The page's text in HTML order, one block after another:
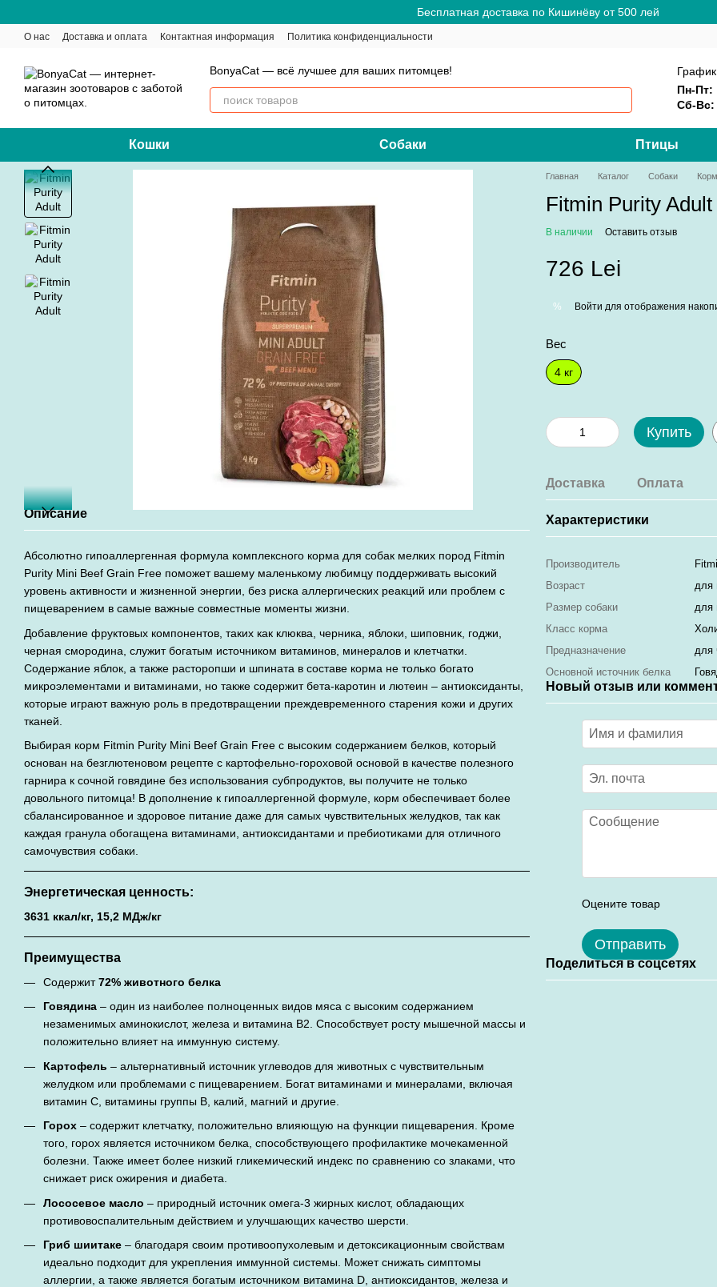
Бесплатная доставка по Кишинёву от 500 лей
О нас Доставка и оплата Контактная информация Политика конфиденциальности
BonyaCat — всё лучшее для ваших питомцев!
Пн-Пт:
Сб-Вс:
Кошки Собаки Птицы
Описание
Абсолютно гипоаллергенная формула комплексного корма для собак мелких пород Fitmin
Purity Mini Beef Grain Free поможет вашему маленькому любимцу поддерживать высокий
уровень активности и жизненной энергии, без риска аллергических реакций или проблем с
пищеварением в самые важные совместные моменты жизни.
Добавление фруктовых компонентов, таких как клюква, черника, яблоки, шиповник, годжи,
черная смородина, служит богатым источником витаминов, минералов и клетчатки.
Содержание яблок, а также расторопши и шпината в составе корма не только богато
микроэлементами и витаминами, но также содержит бета-каротин и лютеин – антиоксиданты,
которые играют важную роль в предотвращении преждевременного старения кожи и других
тканей.
Выбирая корм Fitmin Purity Mini Beef Grain Free с высоким содержанием белков, который
основан на безглютеновом рецепте с картофельно-гороховой основой в качестве полезного
гарнира к сочной говядине без использования субпродуктов, вы получите не только
довольного питомца! В дополнение к гипоаллергенной формуле, корм обеспечивает более
сбалансированное и здоровое питание даже для самых чувствительных желудков, так как
каждая гранула обогащена витаминами, антиоксидантами и пребиотиками для отличного
самочувствия собаки.
Энергетическая ценность:
3631 ккал/кг, 15,2 МДж/кг
Преимущества
Содержит72% животного белка
Говядина – один из наиболее полноценных видов мяса с высоким содержанием
незаменимых аминокислот, железа и витамина В2. Способствует росту мышечной массы и
положительно влияет на иммунную систему.
Картофель – альтернативный источник углеводов для животных с чувствительным
желудком или проблемами с пищеварением. Богат витаминами и минералами, включая
витамин C, витамины группы B, калий, магний и другие.
Горох – содержит клетчатку, положительно влияющую на функции пищеварения. Кроме
того, горох является источником белка, способствующего профилактике мочекаменной
болезни. Также имеет более низкий гликемический индекс по сравнению со злаками, что
снижает риск ожирения и диабета.
Лососевое масло – природный источник омега-3 жирных кислот, обладающих
противовоспалительным действием и улучшающих качество шерсти.
Гриб шиитаке – благодаря своим противоопухолевым и детоксикационным свойствам
идеально подходит для укрепления иммунной системы. Может снижать симптомы
аллергии, а также является богатым источником витамина D, антиоксидантов, железа и
Главная Каталог Собаки
Fitmin Purity
В наличии Оставить отзыв
726 Lei
% Войти для отображения
Вес
4 кг
Купить
Доставка Оплата
Характеристики
Производитель
Возраст
для
Размер собаки
для
Класс корма
Предназначение
для
Основной источник белка
Новый отзыв или
Оцените товар
Отправить
Поделиться в соцсетях